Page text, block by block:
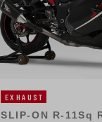
EXHAUST
SLIP-ON R-11Sq